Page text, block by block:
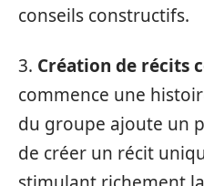
conseils constructifs.
3. Création de récits
commence une
du groupe ajoute un
de créer un récit